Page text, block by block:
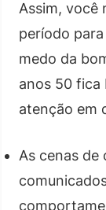
Assim, você
período
medo da
anos 50 fica
atenção em
As cenas de